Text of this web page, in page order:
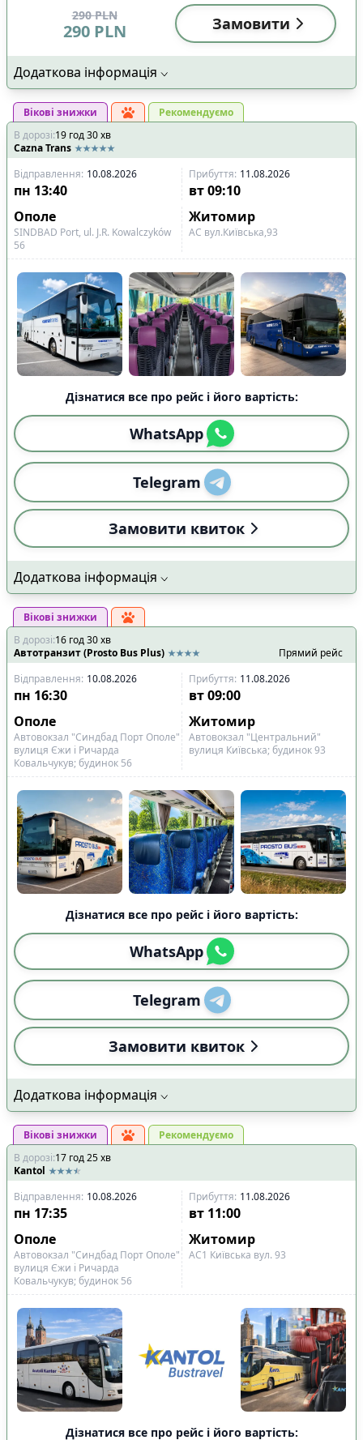
290 PLN
290 PLN Замовити
Додаткова інформація
Вікові знижки
Рекомендуємо
В дорозі:19 год30хв
Cazna Trans
Відправлення: 10.08.2026 Прибуття: 11.08.2026
пн 13:40 вт 09:10
Ополе
Житомир
SINDBAD Port, ul. J.R. Kowalczyków
56
АС вул.Київська,93
Дізнатися все про рейс і його вартість:
WhatsApp
Telegram
Замовити квиток
Додаткова інформація
Вікові знижки
В дорозі:16 год30хв
Автотранзит (Prosto Bus Plus)
Прямий рейс
Відправлення: 10.08.2026 Прибуття: 11.08.2026
пн 16:30 вт 09:00
Ополе
Житомир
Автовокзал "Синдбад Порт Ополе"
вулиця Єжи і Ричарда
Ковальчукув; будинок 56
Автовокзал "Центральний"
вулиця Київська; будинок 93
Дізнатися все про рейс і його вартість:
WhatsApp
Telegram
Замовити квиток
Додаткова інформація
Вікові знижки
Рекомендуємо
В дорозі:17 год25хв
Kantol
Відправлення: 10.08.2026 Прибуття: 11.08.2026
пн 17:35 вт 11:00
Ополе
Житомир
Автовокзал "Синдбад Порт Ополе"
вулиця Єжи і Ричарда
Ковальчукув; будинок 56
АС1 Київська вул. 93
Дізнатися все про рейс і його вартість: